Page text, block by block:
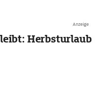
Anzeige
Herbsturlaub